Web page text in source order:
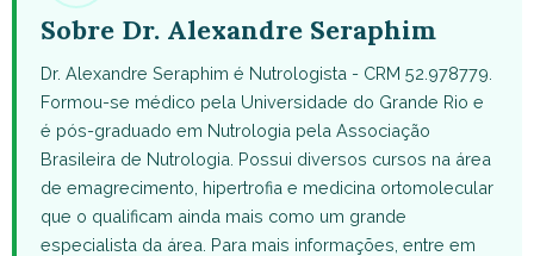
Sobre Dr. Alexandre Seraphim
Dr. Alexandre Seraphim é Nutrologista - CRM 52.978779.
Formou-se médico pela Universidade do Grande Rio e
é pós-graduado em Nutrologia pela Associação
Brasileira de Nutrologia. Possui diversos cursos na área
de emagrecimento, hipertrofia e medicina ortomolecular
que o qualificam ainda mais como um grande
especialista da área. Para mais informações, entre em